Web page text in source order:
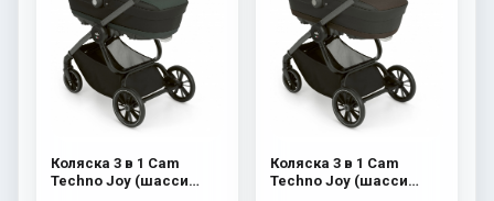
Коляска 3 в 1 Cam
Techno Joy (шасси
Коляска 3 в 1 Cam
Techno Joy (шасси